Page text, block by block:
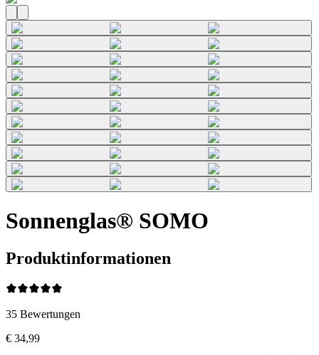
Sonnenglas® SOMO
Produktinformationen
35 Bewertungen
€ 34,99